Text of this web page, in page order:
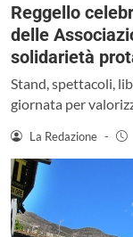
Reggello
delle
solidarietà
Stand, spettacoli,
giornata per
La Redazione -